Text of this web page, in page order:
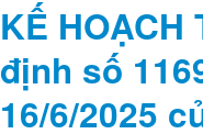
KẾ
định số
16/6/2025